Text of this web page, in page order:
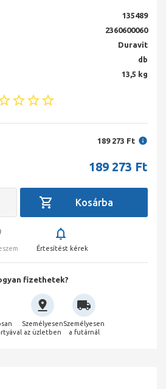
135489
2360600060
Duravit
db
13,5 kg
189 273 Ft
189 273 Ft
Értesítést kérek
fizethetek?
Személyesen
az üzletben
Személyesen
a futárnál